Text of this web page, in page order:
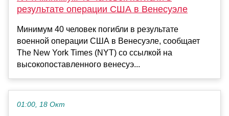
результате операции США в Венесуэле
Минимум 40 человек погибли в результате
военной операции США в Венесуэле, сообщает
The New York Times (NYT) со ссылкой на
высокопоставленного венесуэ...
01:00, 18 Окт